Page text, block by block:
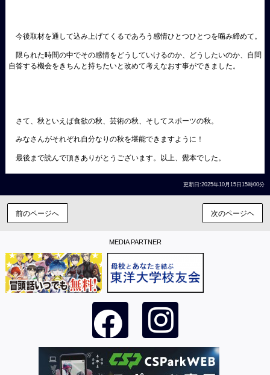
今後取材を通して込み上げてくるであろう感情ひとつひとつを噛み締めて。
限られた時間の中でその感情をどうしていけるのか、どうしたいのか、自問
自答する機会をきちんと持ちたいと改めて考えなおす事ができました。
さて、秋といえば食欲の秋、芸術の秋、そしてスポーツの秋。
みなさんがそれぞれ自分なりの秋を堪能できますように！
最後まで読んで頂きありがとうございます。以上、覺本でした。
更新日:2025年10月15日15時00分
前のページへ 次のページヘ
MEDIA PARTNER